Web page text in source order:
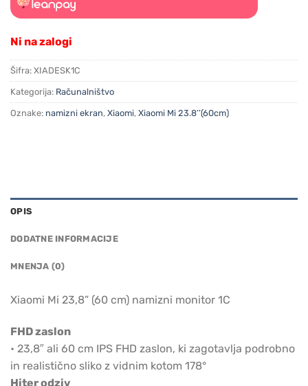
Ni na zalogi
Šifra: XIADESK1C
Kategorija: Računalništvo
Oznake: namizni ekran, Xiaomi, Xiaomi Mi 23.8’’(60cm)
OPIS
DODATNE INFORMACIJE
MNENJA (0)
Xiaomi Mi 23,8” (60 cm) namizni monitor 1C
FHD zaslon
• 23,8″ ali 60 cm IPS FHD zaslon, ki zagotavlja podrobno
in realistično sliko z vidnim kotom 178°
Hiter odziv